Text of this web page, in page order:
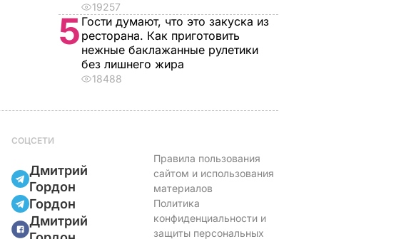
19257
5 Гости думают, что это закуска из
ресторана. Как приготовить
нежные баклажанные рулетики
без лишнего жира
18488
СОЦСЕТИ
Дмитрий
Гордон
Гордон
Дмитрий
Правила пользования
сайтом и использования
материалов
Политика
конфиденциальности и
защиты персональных